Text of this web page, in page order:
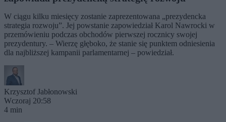
W ciągu kilku miesięcy zostanie zaprezentowana „prezydencka
strategia rozwoju”. Jej powstanie zapowiedział Karol Nawrocki w
przemówieniu podczas obchodów pierwszej rocznicy swojej
prezydentury. – Wierzę głęboko, że stanie się punktem odniesienia
dla najbliższej kampanii parlamentarnej – powiedział.
Krzysztof Jabłonowski
Wczoraj 20:58
4 min